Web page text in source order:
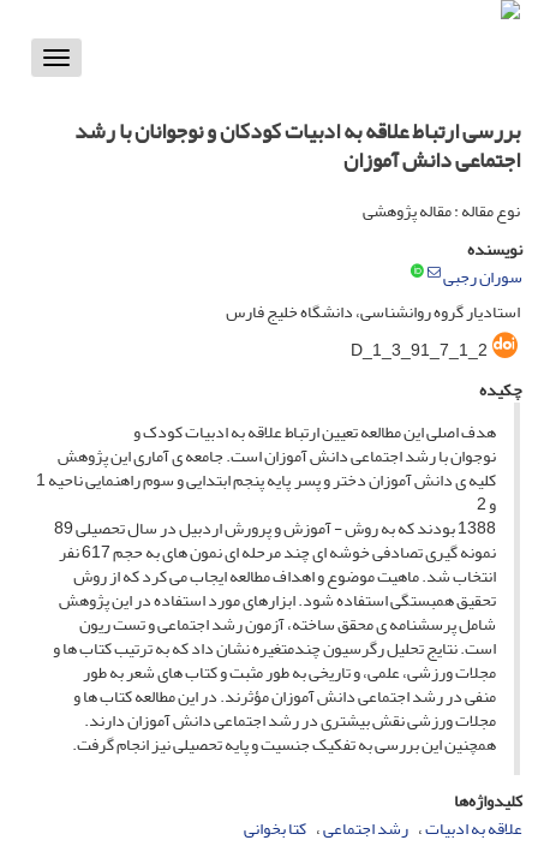
Toggle
بررسی ارتباط علاقه به ادبیات کودکان و نوجوانان با رشد
اجتماعی دانش آموزان
نوع مقاله : مقاله پژوهشی
نویسنده
سوران رجبی
استادیار گروه روانشناسی، دانشگاه خلیج فارس
D_1_3_91_7_1_2
چکیده
هدف اصلی این مطالعه تعیین ارتباط علاقه به ادبیات کودک و
نوجوان با رشد اجتماعی دانش آموزان است. جامعه ی آماری این پژوهش
کلیه ی دانش آموزان دختر و پسر پایه پنجم ابتدایی و سوم راهنمایی ناحیه 1
و 2
1388 بودند که به روش - آموزش و پرورش اردبیل در سال تحصیلی 89
نمونه گیری تصادفی خوشه ای چند مرحله ای نمون های به حجم 617 نفر
انتخاب شد. ماهیت موضوع و اهداف مطالعه ایجاب می کرد که از روش
تحقیق همبستگی استفاده شود. ابزارهای مورد استفاده در این پژوهش
شامل پرسشنامه ی محقق ساخته، آزمون رشد اجتماعی و تست ریون
است. نتایج تحلیل رگرسیون چندمتغیره نشان داد که به ترتیب کتاب ها و
مجلات ورزشی، علمی، و تاریخی به طور مثبت و کتاب های شعر به طور
منفی در رشد اجتماعی دانش آموزان مؤثرند. در این مطالعه کتاب ها و
مجلات ورزشی نقش بیشتری در رشد اجتماعی دانش آموزان دارند.
همچنین این بررسی به تفکیک جنسیت و پایه تحصیلی نیز انجام گرفت.
کلیدواژه‌ها
علاقه به ادبیات رشد اجتماعی کتا بخوانی